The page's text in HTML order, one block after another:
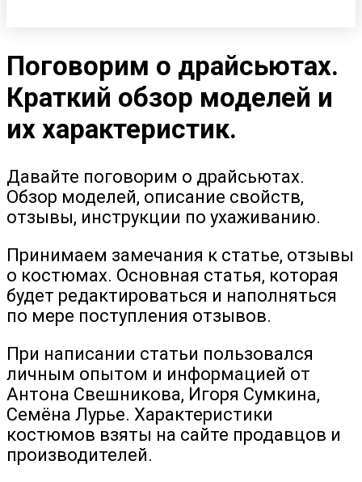
Поговорим о драйсьютах.
Краткий обзор моделей и
их характеристик.
Давайте поговорим о драйсьютах.
Обзор моделей, описание свойств,
отзывы, инструкции по ухаживанию.
Принимаем замечания к статье, отзывы
о костюмах. Основная статья, которая
будет редактироваться и наполняться
по мере поступления отзывов.
При написании статьи пользовался
личным опытом и информацией от
Антона Свешникова, Игоря Сумкина,
Семёна Лурье. Характеристики
костюмов взяты на сайте продавцов и
производителей.